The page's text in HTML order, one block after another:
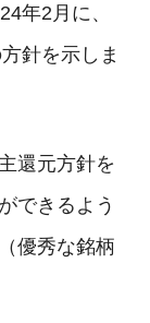
年2月に、
針を示しま
還元方針を
できるよう
優秀な銘柄